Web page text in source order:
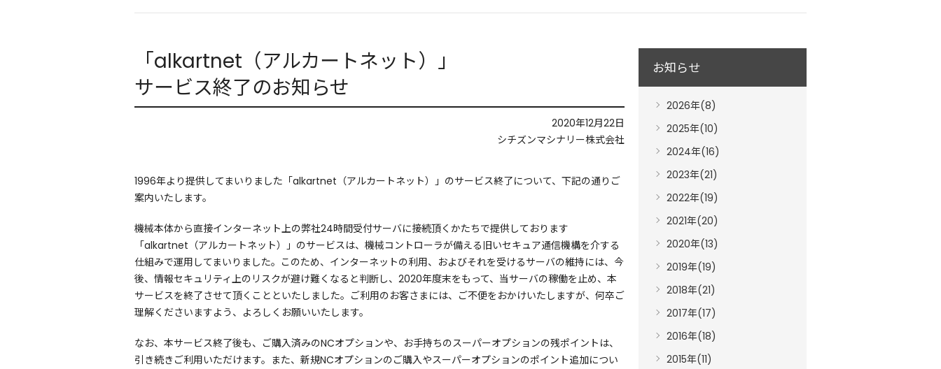
「alkartnet（アルカートネット）」
サービス終了のお知らせ
2020年12月22日
シチズンマシナリー株式会社
1996年より提供してまいりました「alkartnet（アルカートネット）」のサービス終了について、下記の通りご
案内いたします。
機械本体から直接インターネット上の弊社24時間受付サーバに接続頂くかたちで提供しております
「alkartnet（アルカートネット）」のサービスは、機械コントローラが備える旧いセキュア通信機構を介する
仕組みで運用してまいりました。このため、インターネットの利用、およびそれを受けるサーバの維持には、今
後、情報セキュリティ上のリスクが避け難くなると判断し、2020年度末をもって、当サーバの稼働を止め、本
サービスを終了させて頂くことといたしました。ご利用のお客さまには、ご不便をおかけいたしますが、何卒ご
理解くださいますよう、よろしくお願いいたします。
なお、本サービス終了後も、ご購入済みのNCオプションや、お手持ちのスーパーオプションの残ポイントは、
引き続きご利用いただけます。また、新規NCオプションのご購入やスーパーオプションのポイント追加につい
お知らせ
2026年(8)
2025年(10)
2024年(16)
2023年(21)
2022年(19)
2021年(20)
2020年(13)
2019年(19)
2018年(21)
2017年(17)
2016年(18)
2015年(11)